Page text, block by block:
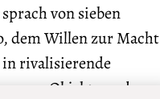
von sieben
dem Willen zur Macht
rivalisierende
an Objekte und